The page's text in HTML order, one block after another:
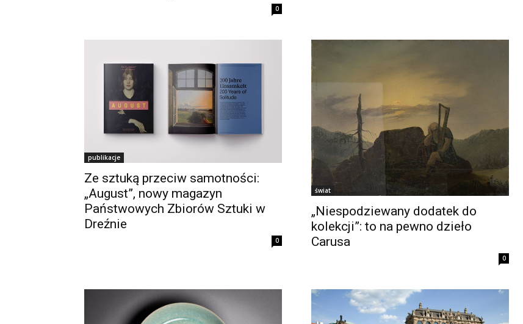
0
publikacje
Ze sztuką przeciw samotności:
„August”, nowy magazyn
Państwowych Zbiorów Sztuki w
Dreźnie
0
świat
„Niespodziewany dodatek do
kolekcji”: to na pewno dzieło
Carusa
0